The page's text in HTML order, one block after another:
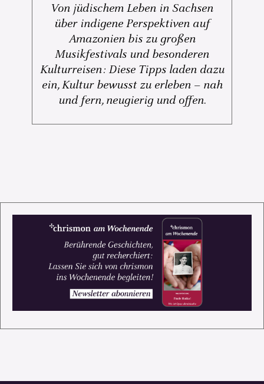
Von jüdischem Leben in Sachsen
über indigene Perspektiven auf
Amazonien bis zu großen
Musikfestivals und besonderen
Kulturreisen: Diese Tipps laden dazu
ein, Kultur bewusst zu erleben – nah
und fern, neugierig und offen.